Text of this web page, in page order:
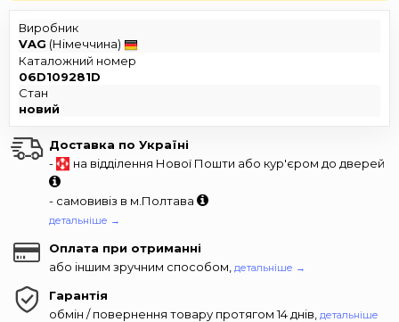
Виробник
VAG (Німеччина)
Каталожний номер
06D109281D
Стан
новий
Доставка по Україні
-
на відділення Нової Пошти або кур'єром до дверей
- самовивіз в м.Полтава
детальніше →
Оплата при отриманні
або іншим зручним способом, детальніше →
Гарантія
обмін / повернення товару протягом 14 днів, детальніше